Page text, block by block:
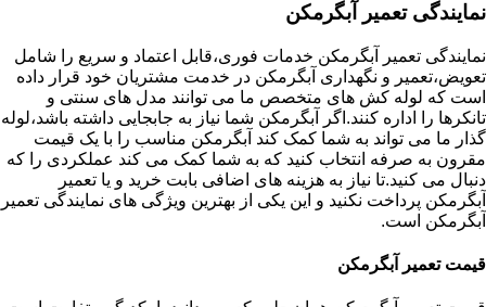
نمایندگی تعمیر آبگرمکن
نمایندگی تعمیر آبگرمکن خدمات فوری،قابل اعتماد و سریع را شامل
تعویض،تعمیر و نگهداری آبگرمکن در خدمت مشتریان خود قرار داده
است که لوله کش های متخصص ما می توانند مدل های سنتی و
تانکرها را اداره کنند.اگر آبگرمکن شما نیاز به جابجایی داشته باشد،لوله
گذار ما می تواند به شما کمک کند آبگرمکن مناسب را با یک قیمت
مقرون به صرفه انتخاب کنید که به شما کمک می کند عملکردی را که
دنبال می کنید.تا نیاز به هزینه های اضافی بابت خرید و یا تعمیر
آبگرمکن پرداخت نکنید و این یکی از بهترین ویژگی های نمایندگی تعمیر
آبگرمکن است.
قیمت تعمیر آبگرمکن